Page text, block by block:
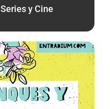
Series y Cine